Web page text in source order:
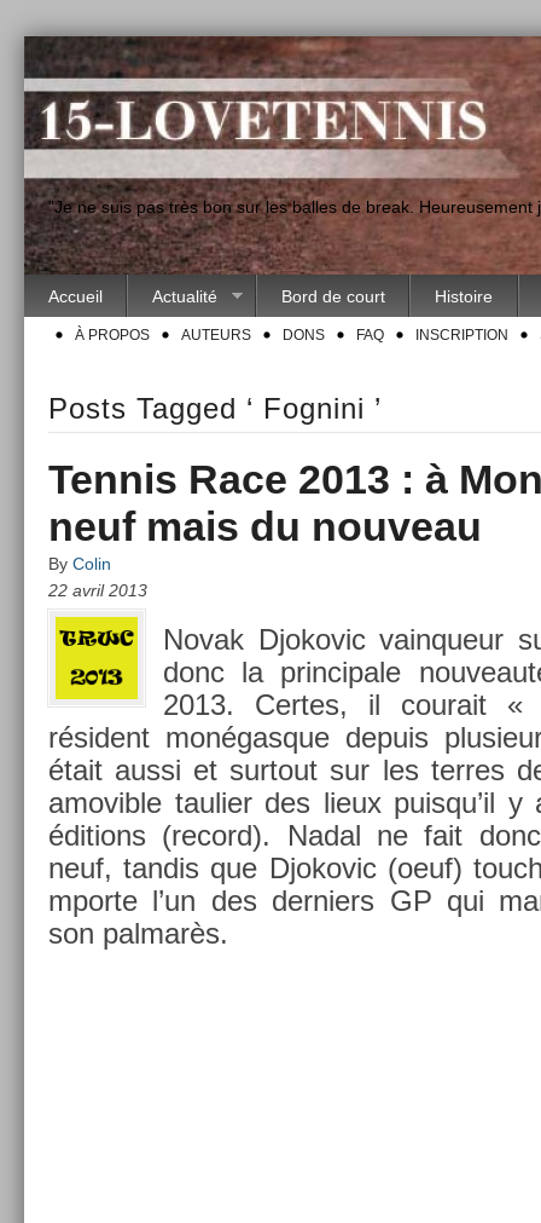
"Je ne suis pas très bon sur les balles de break.
Accueil Actualité Bord de court Histoire
À PROPOS AUTEURS DONS FAQ INSCRIPTION
Posts Tagged ‘ Fognini ’
Tennis Race 2013 : à
neuf mais du nouveau
By Colin
22 avril 2013
Novak Djokovic vain­queur
donc la prin­cipale
2013. Cer­tes, il co­urait
résident monégas­que de­puis
était aussi et sur­tout sur les ter­res
amovib­le tauli­er des lieux puis­qu’il
édi­tions (re­cord). Nadal ne fait
neuf, tan­dis que Djokovic (oeuf)
mpor­te l’un des de­rni­ers GP qui
son pal­marès.